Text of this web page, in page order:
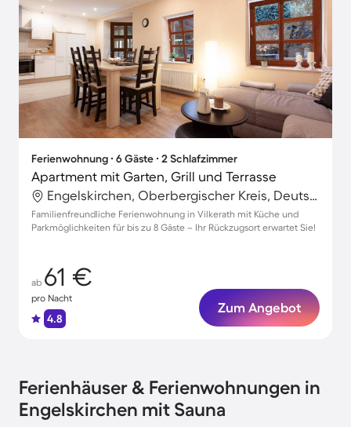
Ferienwohnung ∙ 6 Gäste ∙ 2 Schlafzimmer
Apartment mit Garten, Grill und Terrasse
Engelskirchen, Oberbergischer Kreis, Deutschland
Familienfreundliche Ferienwohnung in Vilkerath mit Küche und
Parkmöglichkeiten für bis zu 8 Gäste – Ihr Rückzugsort erwartet Sie!
ab 61 €
pro Nacht
4.8
Zum Angebot
Ferienhäuser & Ferienwohnungen in
Engelskirchen mit Sauna